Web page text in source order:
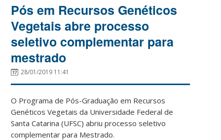
Pós em Recursos Genéticos
Vegetais abre processo
seletivo complementar para
mestrado
28/01/2019 11:41
O Programa de Pós-Graduação em Recursos
Genéticos Vegetais da Universidade Federal de
Santa Catarina (UFSC) abriu processo seletivo
complementar para Mestrado.